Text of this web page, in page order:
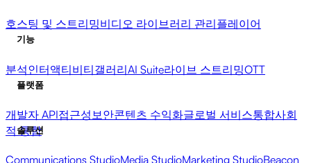
호스팅 및 스트리밍비디오 라이브러리 관리플레이어
기능
분석인터액티비티갤러리AI Suite라이브 스트리밍OTT
플랫폼
개발자 API접근성 보안콘텐츠 수익화글로벌 서비스통합사회
적 통합
솔루션
Communications StudioMedia StudioMarketing StudioBeacon